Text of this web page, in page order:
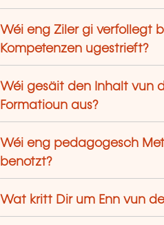
Wéi eng Ziler gi verfollegt
Kompetenzen ugestrieft?
Wéi gesäit den Inhalt vun
Formatioun aus?
Wéi eng pedagogesch
benotzt?
Wat kritt Dir um Enn vun